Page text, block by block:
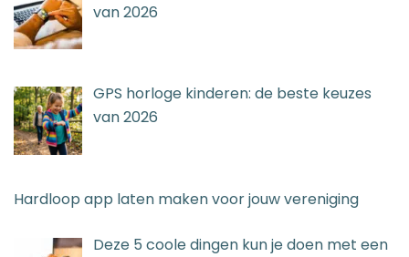
van 2026
GPS horloge kinderen: de beste keuzes
van 2026
Hardloop app laten maken voor jouw vereniging
Deze 5 coole dingen kun je doen met een